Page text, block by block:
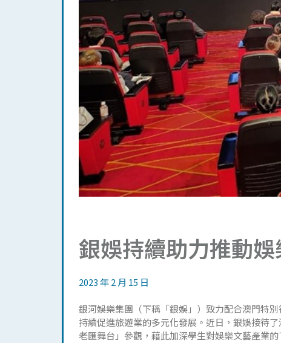
銀娛持續助力推動
2023 年 2 月 15 日
銀河娛樂集團（下稱「銀娛」）致力配合澳門特
持續促進旅遊業的多元化發展。近日，銀娛接待
老匯舞台」參觀，藉此加深學生對娛樂文藝產業的